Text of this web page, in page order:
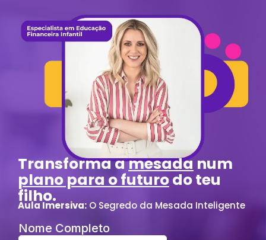
Transforma amesada num
plano para o futurodo teu
filho.
Aula Imersiva: O Segredo da Mesada Inteligente